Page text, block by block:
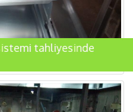
tahliyesinde